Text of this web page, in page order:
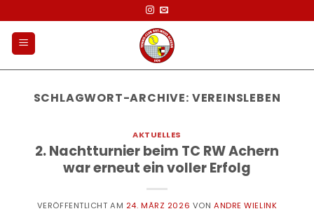
Inhalt
springen
SCHLAGWORT-ARCHIVE: VEREINSLEBEN
AKTUELLES
2. Nachtturnier beim TC RW Achern
war erneut ein voller Erfolg
VERÖFFENTLICHT AM 24. MÄRZ 2026 VON ANDRE WIELINK